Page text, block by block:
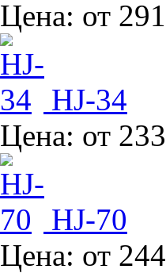
Цена: от
HJ-34
Цена: от
HJ-70
Цена: от